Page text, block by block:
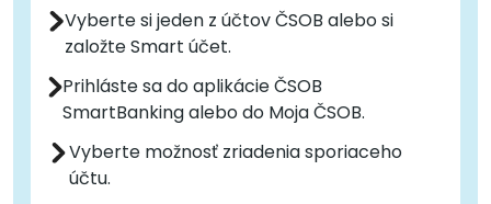
Vyberte si jeden z účtov ČSOB alebo si
založte Smart účet.
Prihláste sa do aplikácie ČSOB
SmartBanking alebo do Moja ČSOB.
Vyberte možnosť zriadenia sporiaceho
účtu.